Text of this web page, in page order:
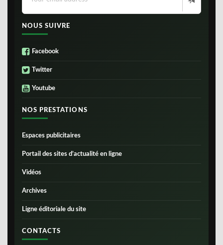
NOUS SUIVRE
Facebook
Twitter
Youtube
NOS PRESTATIONS
Espaces publicitaires
Portail des sites d’actualité en ligne
Vidéos
Archives
Ligne éditoriale du site
CONTACTS